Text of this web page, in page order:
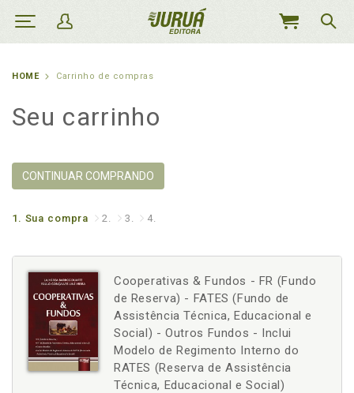
MEU
HOME Carrinho de compras
Seu carrinho
CONTINUAR COMPRANDO
1. Sua compra 2. 3. 4.
Cooperativas & Fundos - FR (Fundo
de Reserva) - FATES (Fundo de
Assistência Técnica, Educacional e
Social) - Outros Fundos - Inclui
Modelo de Regimento Interno do
RATES (Reserva de Assistência
Técnica, Educacional e Social)